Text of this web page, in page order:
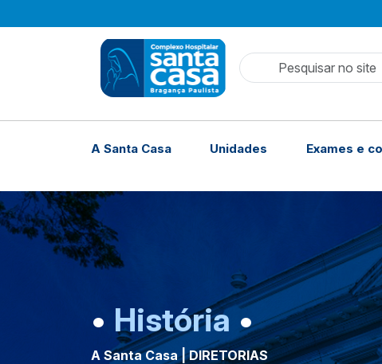
Pesquisar no site
A Santa Casa Unidades Exames e
• História •
A Santa Casa | DIRETORIAS